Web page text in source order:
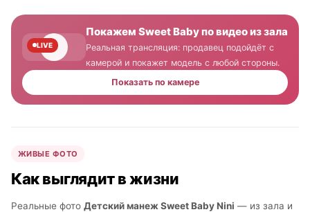
LIVE
Покажем Sweet Baby по видео из зала
Реальная трансляция: продавец подойдёт с
камерой и покажет модель с любой стороны.
Показать по камере
ЖИВЫЕ ФОТО
Как выглядит в жизни
Реальные фото Детский манеж Sweet Baby Nini — из зала и